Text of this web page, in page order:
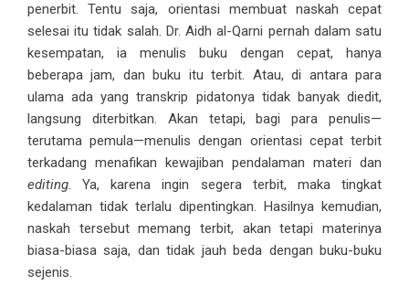
penerbit. Tentu saja, orientasi membuat naskah cepat
selesai itu tidak salah. Dr. Aidh al-Qarni pernah dalam satu
kesempatan, ia menulis buku dengan cepat, hanya
beberapa jam, dan buku itu terbit. Atau, di antara para
ulama ada yang transkrip pidatonya tidak banyak diedit,
langsung diterbitkan. Akan tetapi, bagi para penulis—
terutama pemula—menulis dengan orientasi cepat terbit
terkadang menafikan kewajiban pendalaman materi dan
editing. Ya, karena ingin segera terbit, maka tingkat
kedalaman tidak terlalu dipentingkan. Hasilnya kemudian,
naskah tersebut memang terbit, akan tetapi materinya
biasa-biasa saja, dan tidak jauh beda dengan buku-buku
sejenis.